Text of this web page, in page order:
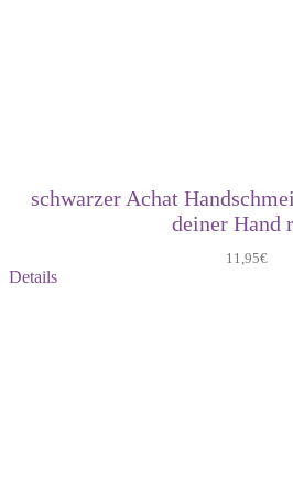
schwarzer Achat
deiner Hand
11,95€
Details